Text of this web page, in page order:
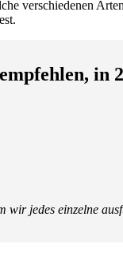
verschiedenen
in
wir jedes einzelne